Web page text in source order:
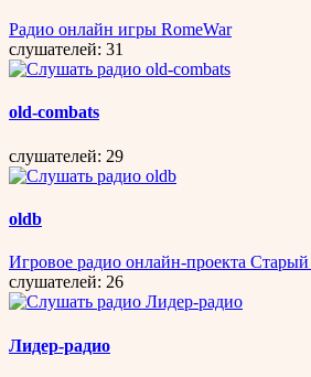
Радио онлайн игры RomeWar
слушателей: 31
old-combats
слушателей: 29
oldb
Игровое радио онлайн-проекта
слушателей: 26
Лидер-радио